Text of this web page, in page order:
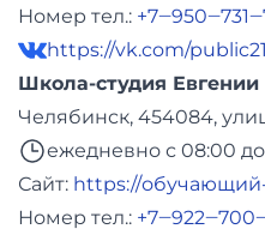
Номер тел.:
https://vk.com/
Школа-студия Евгении
Челябинск, 454084,
ежедневно с 08:00 до
Сайт: https://
Номер тел.: